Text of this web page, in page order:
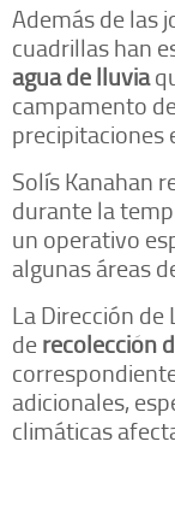
Además de las
cuadrillas han
agua de lluvia
campamento
precipitaciones
Solís Kanahan
durante la
un operativo
algunas áreas
La Dirección
derecolección
adicionales,
climáticas